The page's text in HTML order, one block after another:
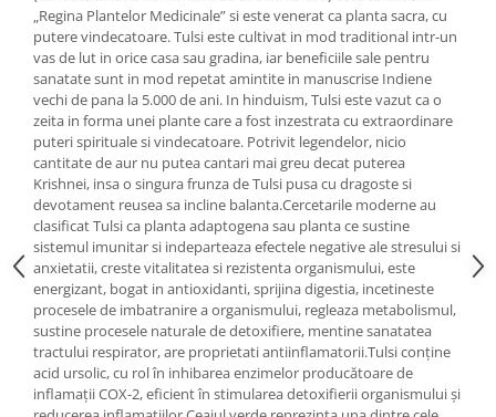
Dr. Althea
DELLA BORN
Ulei MCT
Vitamina A
Vitamina B
Vitamina C
Vitamina D
Vitamina E
Vitamina K
Zinc
Cătină
Chlorella
Colina
Electroliti
„Regina Plantelor Medicinale” si este venerat ca planta sacra, cu
putere vindecatoare. Tulsi este cultivat in mod traditional intr-un
vas de lut in orice casa sau gradina, iar beneficiile sale pentru
sanatate sunt in mod repetat amintite in manuscrise Indiene
vechi de pana la 5.000 de ani. In hinduism, Tulsi este vazut ca o
zeita in forma unei plante care a fost inzestrata cu extraordinare
puteri spirituale si vindecatoare. Potrivit legendelor, nicio
cantitate de aur nu putea cantari mai greu decat puterea
Krishnei, insa o singura frunza de Tulsi pusa cu dragoste si
devotament reusea sa incline balanta.Cercetarile moderne au
clasificat Tulsi ca planta adaptogena sau planta ce sustine
sistemul imunitar si indeparteaza efectele negative ale stresului si
anxietatii, creste vitalitatea si rezistenta organismului, este
energizant, bogat in antioxidanti, sprijina digestia, incetineste
procesele de imbatranire a organismului, regleaza metabolismul,
sustine procesele naturale de detoxifiere, mentine sanatatea
tractului respirator, are proprietati antiinflamatorii.Tulsi conține
acid ursolic, cu rol în inhibarea enzimelor producătoare de
inflamații COX-2, eficient în stimularea detoxifierii organismului și